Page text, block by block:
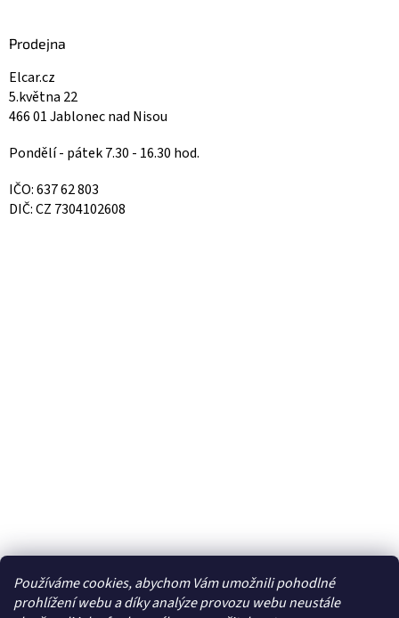
Používáme cookies, abychom Vám umožnili pohodlné
prohlížení webu a díky analýze provozu webu neustále
Prodejna
Elcar.cz
5.května 22
466 01 Jablonec nad Nisou
Pondělí - pátek 7.30 - 16.30 hod.
IČO: 637 62 803
DIČ: CZ 7304102608
Facebook